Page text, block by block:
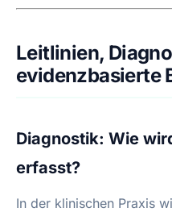
Leitlinien,
evidenzbasierte
Diagnostik: Wie
erfasst?
In der klinischen Praxis